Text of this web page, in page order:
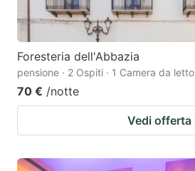
Foresteria dell'Abbazia
pensione · 2 Ospiti · 1 Camera da letto
70 € /notte
Vedi offerta